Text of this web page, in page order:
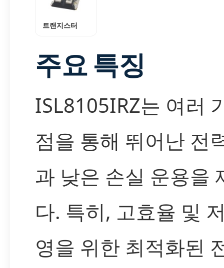
트랜지스터
주요 특징
ISL8105IRZ는 여러
점을 통해 뛰어난 전
과 낮은 손실 운용을
다. 특히, 고효율 및
영을 위한 최적화된